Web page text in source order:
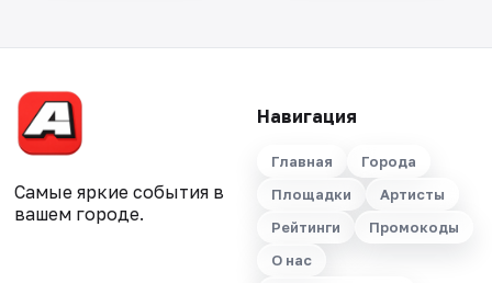
Самые яркие события в
вашем городе.
Навигация
Главная
Города
Площадки
Артисты
Рейтинги
Промокоды
О нас